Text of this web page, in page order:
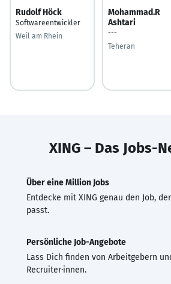
Rudolf Höck
Softwareentwickler
Weil am Rhein
Mohammad.R
Ashtari
---
Teheran
XING – Das Jobs-
Über eine Million Jobs
Entdecke mit XING genau den Job,
passt.
Persönliche Job-Angebote
Lass Dich finden von Arbeitgebern
Recruiter·innen.